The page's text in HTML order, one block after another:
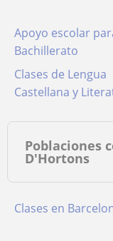
Apoyo escolar
Bachillerato
Clases de Lengua
Castellana y
Poblaciones
D'Hortons
Clases en